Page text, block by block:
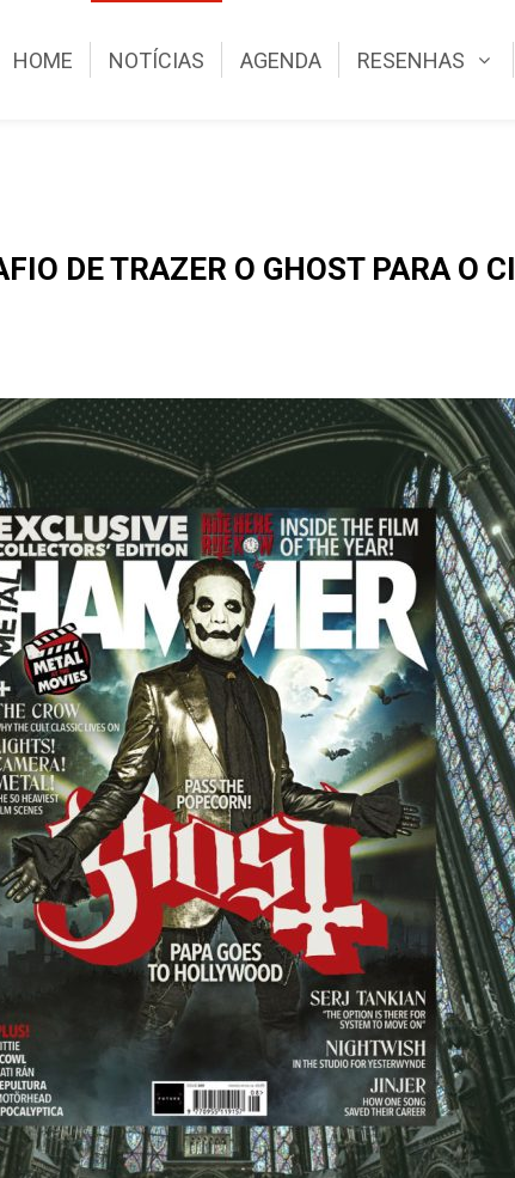
HOME NOTÍCIAS AGENDA RESENHAS
DE TRAZER O GHOST PARA O